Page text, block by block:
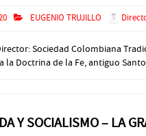
EUGENIO TRUJILLO
Sociedad Colombiana
la Doctrina de la Fe, antiguo
Y SOCIALISMO – LA